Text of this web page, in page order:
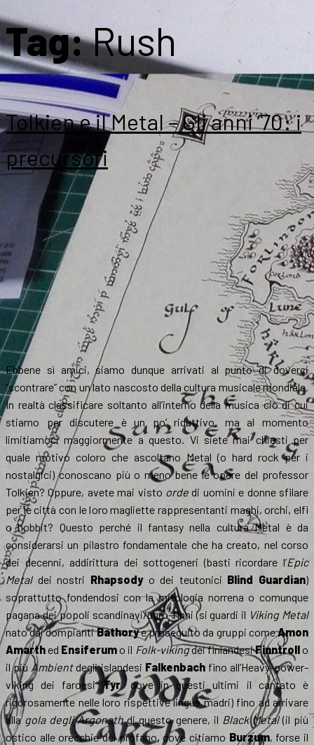
Tag:Rush
Tolkien e il Metal – Gli anni ’70: i
precursori
Ebbene sì amici, siamo dunque arrivati al punto di doverci
“scontrare” con un lato nascosto della cultura musicale mondiale.
In realtà classificare soltanto all’interno della musica ciò di cui
stiamo per discutere è un po’ riduttivo, ma al momento
limitiamoci maggiormente a questo. Vi siete mai chiesti per
quale motivo coloro che ascoltano Metal (o hard rock per i
nostalgici) conoscano più o meno bene le opere del professor
Tolkien? Oppure, avete mai visto orde di uomini e donne sfilare
per le città con le loro magliette rappresentanti maghi, orchi, elfi
o hobbit? Questo perché il fantasy nella cultura Metal è da
considerarsi un pilastro fondamentale che ha creato, nel corso
dei decenni, addirittura dei sottogeneri (basti ricordare l’Epic
Metaldei nostri Rhapsodyo dei teutonici Blind Guardian)
soprattutto fondendosi con la mitologia norrena o comunque
pagana dei popoli scandinavi/ugro-finni (si guardi il Viking Metal
nato dai compiantiBathorye proseguito da gruppi comeAmon
Amarthed Ensiferumo il Folk-vikingdei finlandesiFinntrollo
il più Ambientdegli islandesi Falkenbachfino all’Heavy-power-
viking dei faroesi Tyr, dove in questi ultimi il cantato è
rigorosamente nelle loro rispettive lingue madri) fino ad arrivare
allagola degli Argonathdi questo genere, il Black Metal(il più
ostico alle orecchie del profano, dove citiamo Burzum, forse il